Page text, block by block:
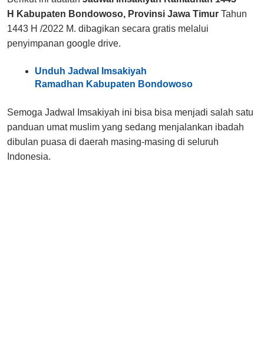
H Kabupaten Bondowoso, Provinsi Jawa Timur Tahun
1443 H /2022 M. dibagikan secara gratis melalui
penyimpanan google drive.
Unduh Jadwal Imsakiyah
Ramadhan Kabupaten Bondowoso
Semoga Jadwal Imsakiyah ini bisa bisa menjadi salah satu
panduan umat muslim yang sedang menjalankan ibadah
dibulan puasa di daerah masing-masing di seluruh
Indonesia.